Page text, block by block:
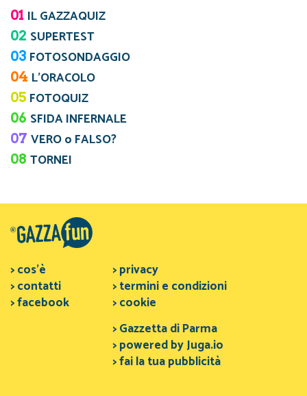
01 IL GAZZAQUIZ
02 SUPERTEST
03 FOTOSONDAGGIO
04 L’ORACOLO
05 FOTOQUIZ
06 SFIDA INFERNALE
07 VERO o FALSO?
08 TORNEI
> cos'è
> contatti
> facebook
> privacy
> termini e condizioni
> cookie
> Gazzetta di Parma
> powered by Juga.io
> fai la tua pubblicità